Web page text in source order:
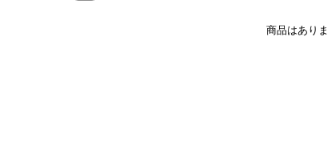
商品はあり